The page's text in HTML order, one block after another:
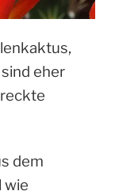
eher
dem
wie